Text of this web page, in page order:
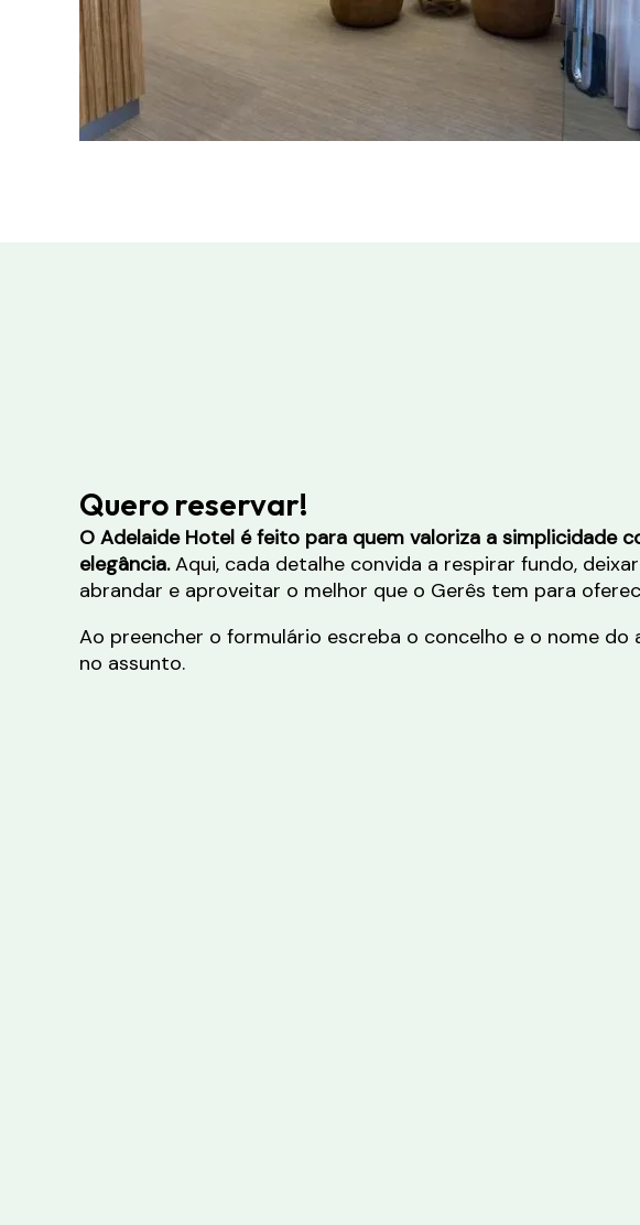
Quero reservar!
O Adelaide Hotel é feito para quem valoriza a simplicidade
elegância.Aqui, cada detalhe convida a respirar fundo,
abrandar e aproveitar o melhor que o Gerês tem para
Ao preencher o formulário escreba o concelho e o nome do
no assunto.